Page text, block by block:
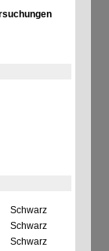
Schwarz
Schwarz
Schwarz